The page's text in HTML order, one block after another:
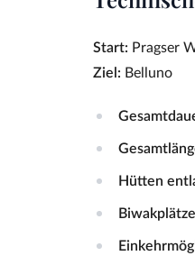
Start: Pragser
Ziel: Belluno
Hütten